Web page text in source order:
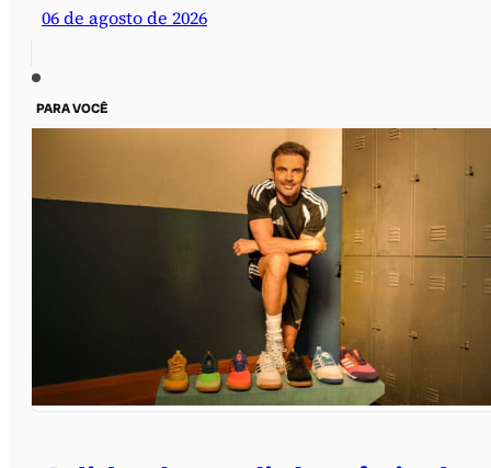
06 de agosto de 2026
PARA VOCÊ